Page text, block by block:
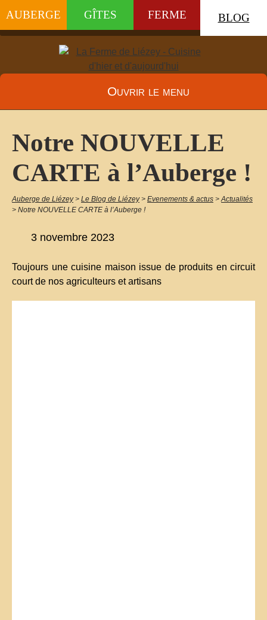
AUBERGE GÎTES FERME BLOG
Ouvrir le menu
Notre NOUVELLE
CARTE à l’Auberge !
Auberge de Liézey > Le Blog de Liézey > Evenements & actus >Actualités
> Notre NOUVELLE CARTE à l’Auberge !
3 novembre 2023
Toujours une cuisine maison issue de produits en circuit
court de nos agriculteurs et artisans